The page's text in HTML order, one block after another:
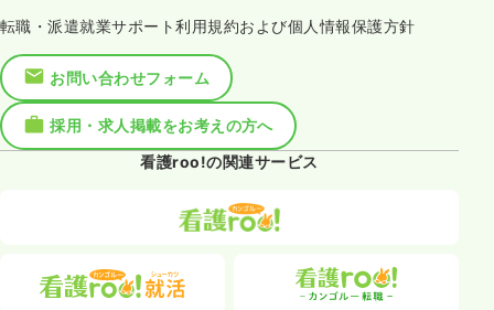
転職・派遣就業サポート利用規約および個人情報保護方針
お問い合わせフォーム
採用・求人掲載をお考えの方へ
看護roo!の関連サービス